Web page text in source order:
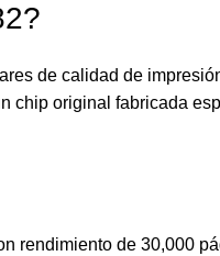
de calidad de
chip original fabricada
rendimiento de 30,000